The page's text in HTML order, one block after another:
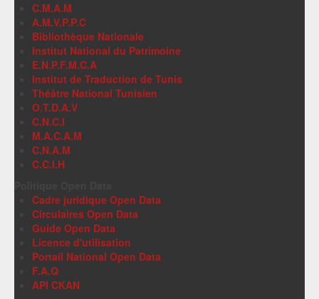
C.M.A.M
A.M.V.P.P.C
Bibliothèque Nationale
Institut National du Patrimoine
E.N.P.F.M.C.A
Institut de Traduction de Tunis
Théâtre National Tunisien
O.T.D.A.V
C.N.C.I
M.A.C.A.M
C.N.A.M
C.C.I.H
Cadre juridique Open Data
Circulaires Open Data
Guide Open Data
Licence d'utilisation
Portail National Open Data
F.A.Q
API CKAN